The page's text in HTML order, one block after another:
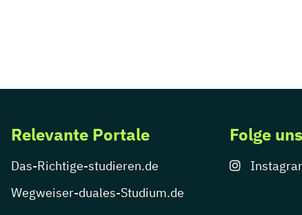
Relevante Portale
Das-Richtige-studieren.de
Wegweiser-duales-Studium.de
Folge